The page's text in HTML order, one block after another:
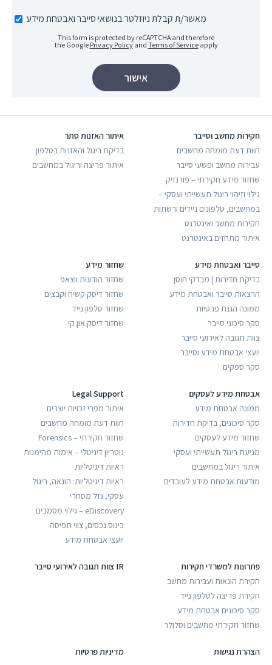
מאשר/ת קבלת ניוזלטר בנושאי סייבר ואבטחת מידע
This form is protected by reCAPTCHA and therefore
the Google Privacy Policyand Terms of Serviceapply
חקירות מחשב וסייבר
חוות דעת מומחה מחשבים
עבירות מחשב ופשעי סייבר
שחזור מידע חקירתי – פורנזיק
גילוי וזיהוי ריגול תעשייתי ועסקי –
במחשבים, טלפונים ניידים ורשתות
חקירות מחשב ואינטרנט
איתור מתחזים באינטרנט
איתור האזנות סתר
בדיקת ריגול והאזנות בטלפון
איתור פריצה וריגול במחשבים
סייבר ואבטחת מידע
בדיקת חדירות | מבדקי חוסן
הרצאות סייבר ואבטחת מידע
ממונה הגנת פרטיות
סקר סיכוני סייבר
צוות תגובה לאירועי סייבר
יועצי אבטחת מידע וסייבר
סקר ספקים
שחזור מידע
שחזור הודעות ווצאפ
שחזור דיסק קשיח וקבצים
שחזור טלפון נייד
שחזור דיסק און קי
אבטחת מידע לעסקים
ממונה אבטחת מידע
סקר סיכונים, בדיקת חדירות
שחזור מידע לעסקים
מניעת ריגול תעשייתי ועסקי
איתור ריגול במחשבים
מודעות אבטחת מידע לעובדים
Legal Support
איתור מפרי זכויות יוצרים
חוות דעת מומחה מחשבים
שחזור חקירתי – Forensics
נוטריון דיגיטלי – אימות מהימנות
ראיות דיגיטליות
ראיות דיגיטליות: הונאה, ריגול
עסקי, גזל מסחרי
eDiscovery – גילוי מסמכים
כינוס נכסים, צווי תפיסה
יועצי אבטחת מידע
פתרונות למשרדי חקירות
חקירת הונאות ועבירות מחשב
חקירת פריצה לטלפון נייד
סקר סיכונים אבטחת מידע
שחזור חקירתי מחשבים וסלולר
IR צוות תגובה לאירועי סייבר
הצהרת נגישות מדיניות פרטיות